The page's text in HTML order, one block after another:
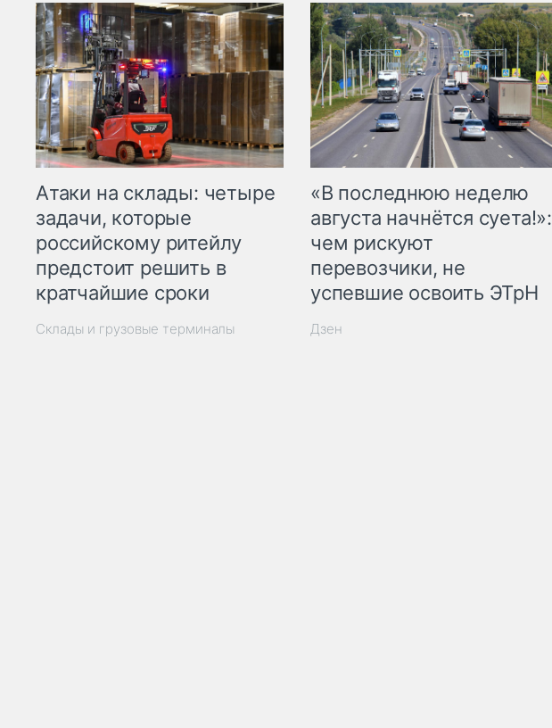
Атаки на склады: четыре
задачи, которые
российскому ритейлу
предстоит решить в
кратчайшие сроки
Склады и грузовые терминалы
«В последнюю неделю
августа начнётся суета!»:
чем рискуют
перевозчики, не
успевшие освоить ЭТрН
Дзен